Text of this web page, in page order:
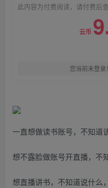
此内容为付费阅读，请付费后
云币
您当前未登
一直想做读书账号，不知道
想不露脸做账号开直播，不
想直播讲书，不知道说什么